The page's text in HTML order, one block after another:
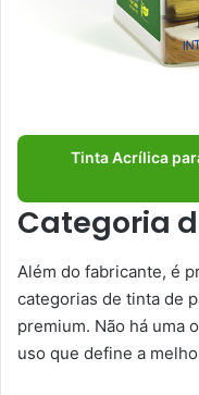
Tinta Acrílica
Categoria
Além do fabricante, é
categorias de tinta de
premium. Não há uma
uso que define a